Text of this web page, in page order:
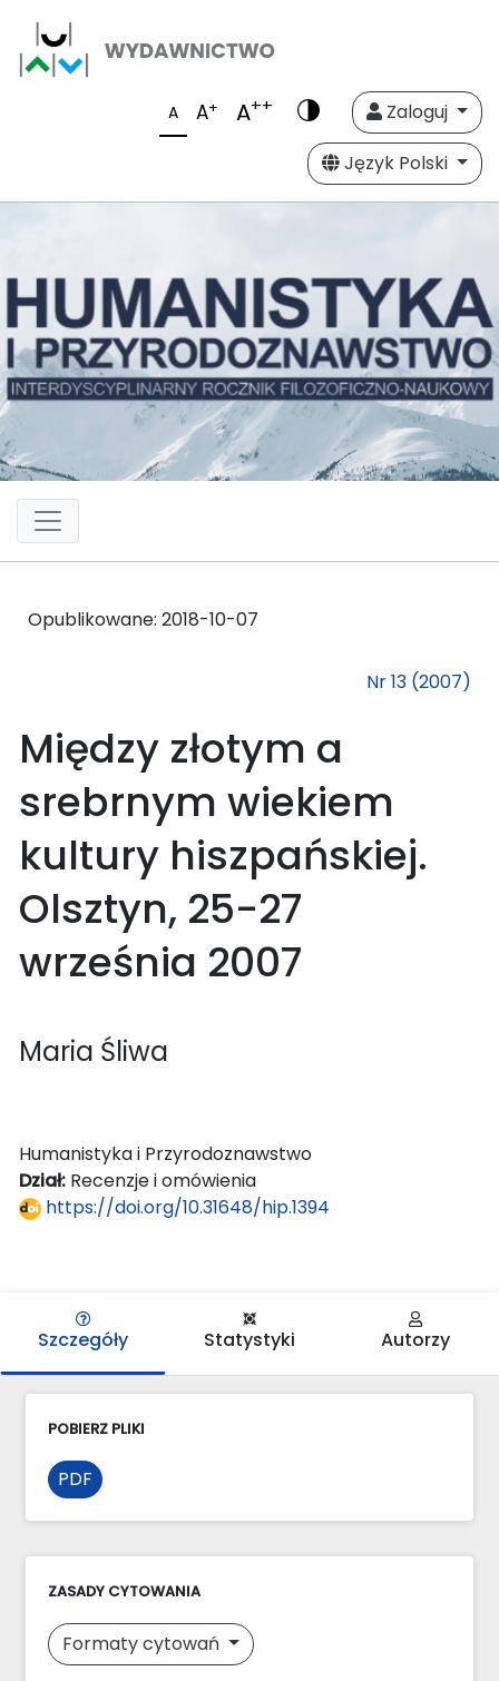
A A+ A++
Zaloguj
Język Polski
Opublikowane: 2018-10-07
Nr 13 (2007)
Między złotym a
srebrnym wiekiem
kultury hiszpańskiej.
Olsztyn, 25-27
września 2007
Maria Śliwa
Humanistyka i Przyrodoznawstwo
Dział: Recenzje i omówienia
https://doi.org/10.31648/hip.1394
Szczegóły Statystyki Autorzy
POBIERZ PLIKI
PDF
ZASADY CYTOWANIA
Formaty cytowań